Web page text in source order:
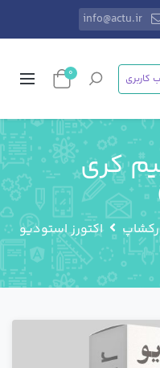
info@actu.ir
کاربری 0
کری
اکتورز استودیو